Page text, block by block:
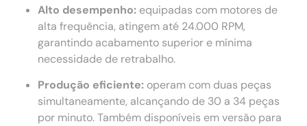
Alto desempenho: equipadas com motores de
alta frequência, atingem até 24.000 RPM,
garantindo acabamento superior e mínima
necessidade de retrabalho.
Produção eficiente: operam com duas peças
simultaneamente, alcançando de 30 a 34 peças
por minuto. Também disponíveis em versão para